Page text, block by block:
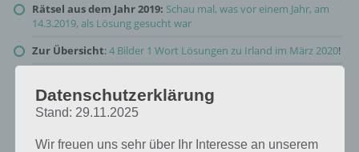
Rätsel aus dem Jahr 2019: Schau mal, was vor einem Jahr, am
14.3.2019, als Lösung gesucht war
Zur Übersicht:4 Bilder 1 Wort Lösungen zu Irland im März 2020!
Datenschutzerklärung
Stand: 29.11.2025
Wir freuen uns sehr über Ihr Interesse an unserem